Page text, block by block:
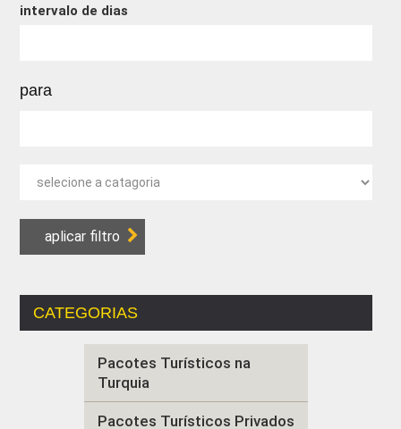
intervalo de dias
para
CATEGORIAS
Pacotes Turísticos na
Turquia
Pacotes Turísticos Privados